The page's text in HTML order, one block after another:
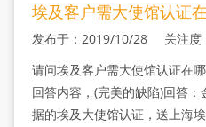
埃及客户需大使馆认证
发布于：2019/10/28 关注度
请问埃及客户需大使馆认证在
回答内容，(完美的缺陷)回答
据的埃及大使馆认证，送上海